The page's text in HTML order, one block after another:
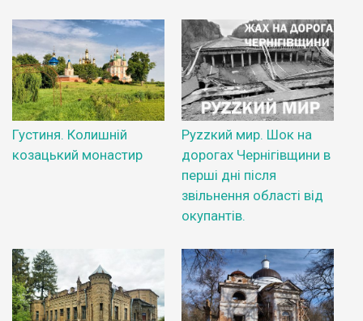
Густиня. Колишній
козацький монастир
Руzzкий мир. Шок на
дорогах Чернігівщини в
перші дні після
звільнення області від
окупантів.